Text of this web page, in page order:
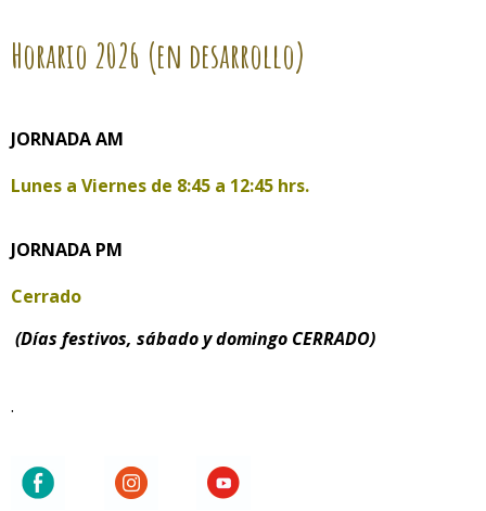
Horario 2026 (en desarrollo)
JORNADA AM
Lunes a Viernes de 8:45 a 12:45 hrs.
JORNADA PM
Cerrado
(Días festivos, sábado y domingo CERRADO)
.